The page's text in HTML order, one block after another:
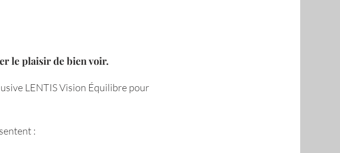
le plaisir de bien voir.
LENTIS Vision Équilibre pour
: